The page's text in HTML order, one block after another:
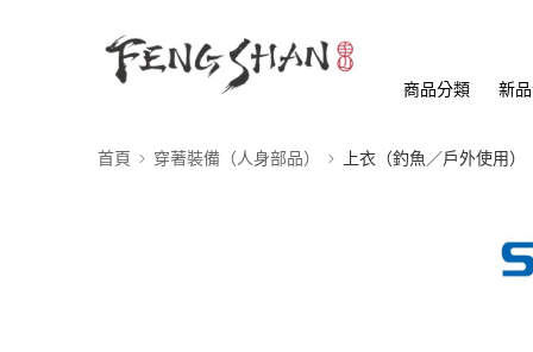
商品分類 新
首頁 穿著裝備（人身部品） 上衣（釣魚／戶外使用）